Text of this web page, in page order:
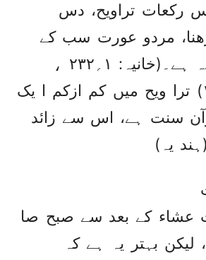
رکعات تراویح، دس
مردو عورت سب کے
لیے سنتِ مؤکدہ ہے۔(خانیہ: ۱؍۲۳۲ ،
ہندیہ :۱؍۱۱۶) ترا ویح میں کم ازکم ا یک
سنت ہے، اس سے زائد
یہ)
عشاء کے بعد سے صبح صا
لیکن بہتر یہ ہے کہ